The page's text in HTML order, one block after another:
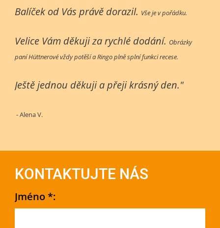
Balíček od Vás právě dorazil. Vše je v pořádku.
Velice Vám děkuji za rychlé dodání. Obrázky
paní Hüttnerové vždy potěší a Ringo plně splní funkci recese.
Ještě jednou děkuji a přeji krásný den."
- Alena V.
KONTAKTUJTE NÁS
Jméno *: